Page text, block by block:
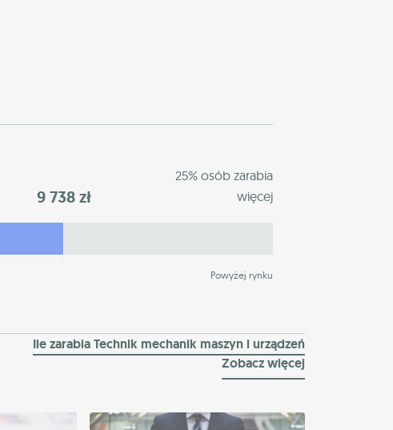
9 738 zł
25% osób zarabia
więcej
Powyżej rynku
Ile zarabia Technik mechanik maszyn i urządzeń
Zobacz więcej